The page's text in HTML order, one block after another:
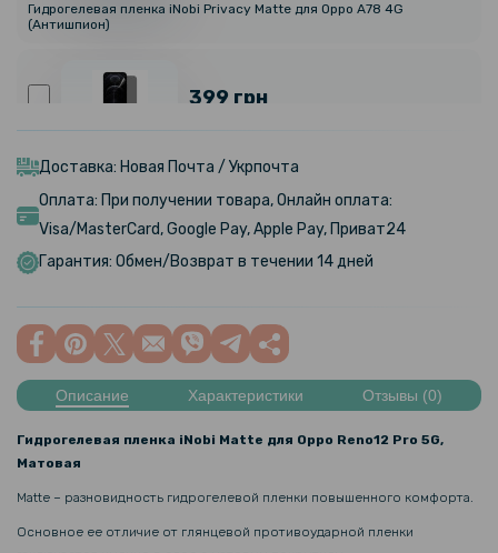
Гидрогелевая пленка iNobi Privacy Matte для Oppo A78 4G
(Антишпион)
399 грн
(Антишпион)
119 грн
149 грн
A78 4G, Black
159 грн
199 грн
4G, Transparent
239 грн
299 грн
Доставка: Новая Почта / Укрпочта
Оплата: При получении товара, Онлайн оплата:
Visa/MasterCard, Google Pay, Apple Pay, Приват24
Гарантия: Обмен/Возврат в течении 14 дней
Описание Характеристики Отзывы (0)
Гидрогелевая пленка iNobi Matte для Oppo Reno12 Pro 5G,
Матовая
Matte – разновидность гидрогелевой пленки повышенного комфорта.
Основное ее отличие от глянцевой противоударной пленки